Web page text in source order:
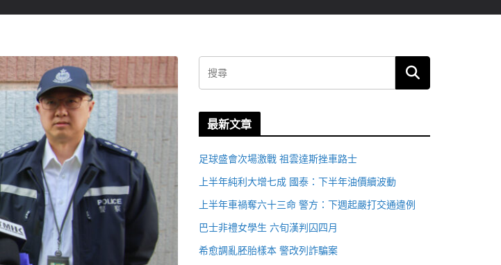
最新文章
足球盛會次場激戰 祖雲達斯挫車路士
上半年純利大增七成 國泰：下半年油價續波動
上半年車禍奪六十三命 警方：下週起嚴打交通違例
巴士非禮女學生 六旬漢判囚四月
希愈調亂胚胎樣本 警改列詐騙案